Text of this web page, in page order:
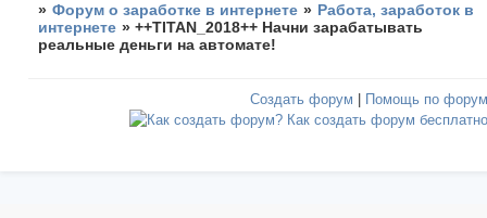
» Форум о заработке в интернете » Работа, заработок в
интернете »++TITAN_2018++ Начни зарабатывать
реальные деньги на автомате!
Создать форум Помощь по